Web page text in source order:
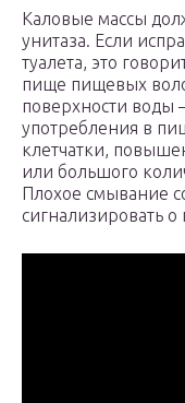
Каловые массы
унитаза. Если
туалета, это
пище пищевых
поверхности воды
употребления в
клетчатки,
или большого
Плохое смывание
сигнализировать о